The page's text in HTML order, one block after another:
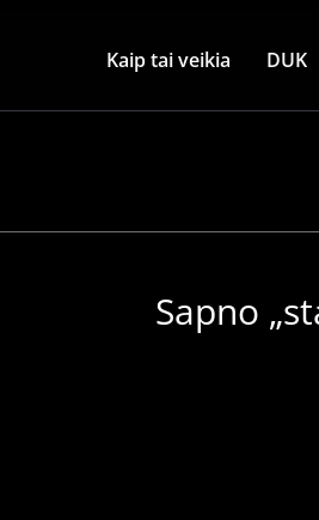
Kaip tai veikia DUK
Sapno